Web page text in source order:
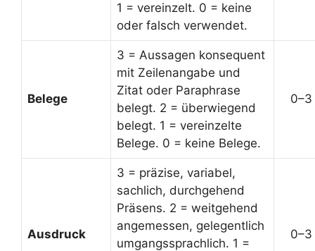
1 = vereinzelt. 0 = keine
oder falsch verwendet.
Belege
3 = Aussagen konsequent
mit Zeilenangabe und
Zitat oder Paraphrase
belegt. 2 = überwiegend
belegt. 1 = vereinzelte
Belege. 0 = keine Belege.
0–3
Ausdruck
3 = präzise, variabel,
sachlich, durchgehend
Präsens. 2 = weitgehend
angemessen, gelegentlich
umgangssprachlich. 1 =
0–3